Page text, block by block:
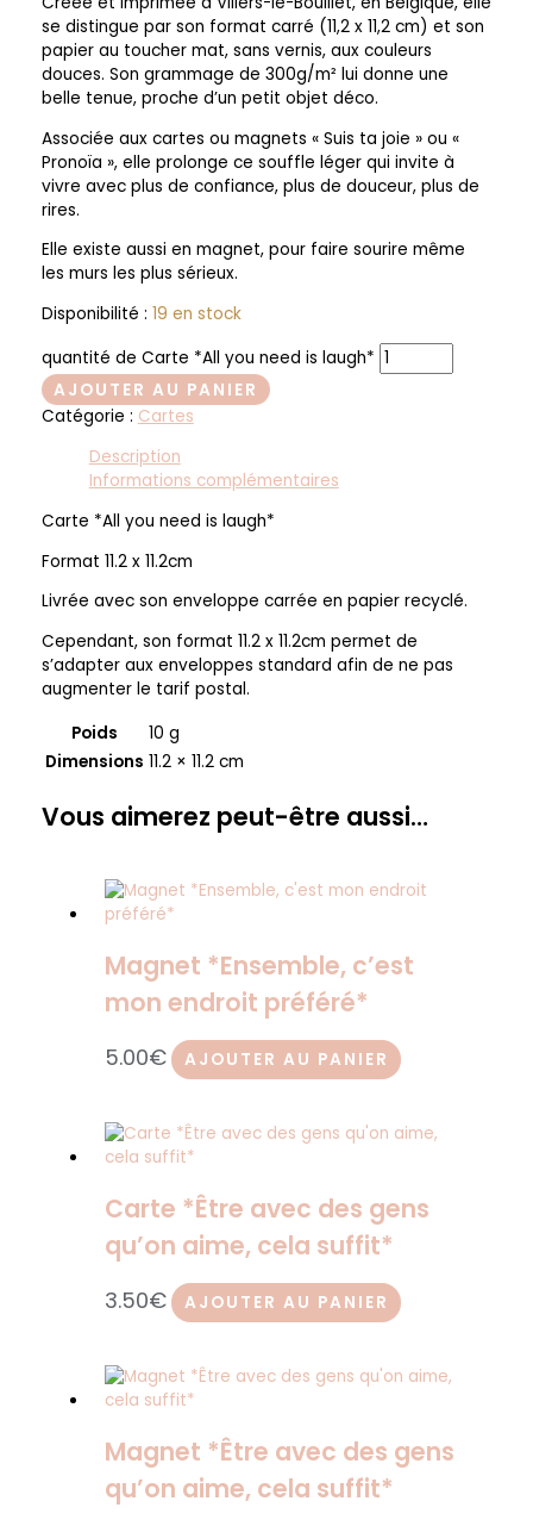
se distingue par son format carré (11,2 x 11,2 cm) et son
papier au toucher mat, sans vernis, aux couleurs
douces. Son grammage de 300g/m² lui donne une
belle tenue, proche d’un petit objet déco.
Associée aux cartes ou magnets « Suis ta joie » ou «
Pronoïa », elle prolonge ce souffle léger qui invite à
vivre avec plus de confiance, plus de douceur, plus de
rires.
Elle existe aussi en magnet, pour faire sourire même
les murs les plus sérieux.
Disponibilité : 19 en stock
quantité de Carte *All you need is laugh*
AJOUTER AU PANIER
Catégorie : Cartes
Description
Informations complémentaires
Carte *All you need is laugh*
Format 11.2 x 11.2cm
Livrée avec son enveloppe carrée en papier recyclé.
Cependant, son format 11.2 x 11.2cm permet de
s’adapter aux enveloppes standard afin de ne pas
augmenter le tarif postal.
Poids
10 g
Dimensions 11.2 × 11.2 cm
Vous aimerez peut-être aussi…
Magnet *Ensemble, c’est
mon endroit préféré*
5.00€ AJOUTER AU PANIER
Carte *Être avec des gens
qu’on aime, cela suffit*
3.50€ AJOUTER AU PANIER
Magnet *Être avec des gens
qu’on aime, cela suffit*